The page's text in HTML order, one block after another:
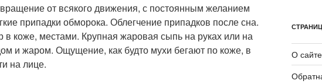
от всякого движения, с постоянным желанием
припадки обморока. Облегчение припадков после сна.
в коже, местами. Крупная жаровая сыпь на руках или на
и жаром. Ощущение, как будто мухи бегают по коже, в
на лице.
О